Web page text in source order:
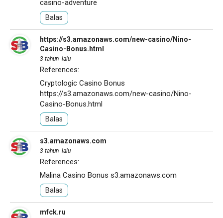
casino-adventure
Balas
https://s3.amazonaws.com/new-casino/Nino-
Casino-Bonus.html
3 tahun lalu
References:
Cryptologic Casino Bonus
https://s3.amazonaws.com/new-casino/Nino-
Casino-Bonus.html
Balas
s3.amazonaws.com
3 tahun lalu
References:
Malina Casino Bonus s3.amazonaws.com
Balas
mfck.ru